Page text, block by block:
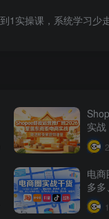
1实操课，系统学习少
实
电
多
坑、